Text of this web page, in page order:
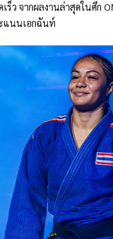
ร็ว จากผลงานล่าสุดในศึก
แนนเอกฉันท์